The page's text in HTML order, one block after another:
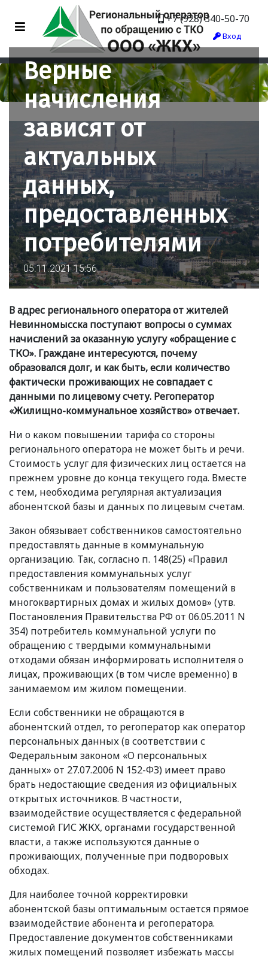
+7 (928) 340-50-70
Вход
Верные
начисления
зависят от
актуальных
данных,
предоставленных
потребителями
05.11.2021 15:56
В адрес регионального оператора от жителей
Невинномысска поступают вопросы о суммах
начислений за оказанную услугу «обращение с
ТКО». Граждане интересуются, почему
образовался долг, и как быть, если количество
фактически проживающих не совпадает с
данными по лицевому счету. Регоператор
«Жилищно-коммунальное хозяйство» отвечает.
Ни о каком повышении тарифа со стороны
регионального оператора не может быть и речи.
Стоимость услуг для физических лиц остается на
прежнем уровне до конца текущего года. Вместе
с тем, необходима регулярная актуализация
абонентской базы и данных по лицевым счетам.
Закон обязывает собственников самостоятельно
предоставлять данные в коммунальную
организацию. Так, согласно п. 148(25) «Правил
предоставления коммунальных услуг
собственникам и пользователям помещений в
многоквартирных домах и жилых домов» (утв.
Постановления Правительства РФ от 06.05.2011 N
354) потребитель коммунальной услуги по
обращению с твердыми коммунальными
отходами обязан информировать исполнителя о
лицах, проживающих(в том числе временно) в
занимаемом им жилом помещении.
Если собственники не обращаются в
абонентский отдел, то регоператор как оператор
персональных данных(в соответствии с
Федеральным законом «О персональных
данных» от 27.07.2006 N 152-ФЗ) имеет право
брать недостающие сведения из официальных
открытых источников. В частности,
взаимодействие осуществляется с федеральной
системой ГИС ЖКХ, органами государственной
власти, а также используются данные о
проживающих, полученные при подворовых
обходах.
Для наиболее точной корректировки
абонентской базы оптимальным остается прямое
взаимодействие абонента и регоператора.
Предоставление документов собственниками
жилых помещений позволяет избежать массы